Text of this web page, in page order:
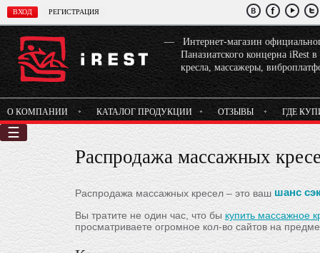
Интернет-магазин
Паназиатского концерна iRest
кресла, массажеры,
О КОМПАНИИ КАТАЛОГ ПРОДУКЦИИ ОТЗЫВЫ ГДЕ
☰
Распродажа массажных
Распродажа массажных кресел – это ваш шанс
Вы тратите не один час, что бы купить массажное
просматриваете огромное кол-во сайтов на